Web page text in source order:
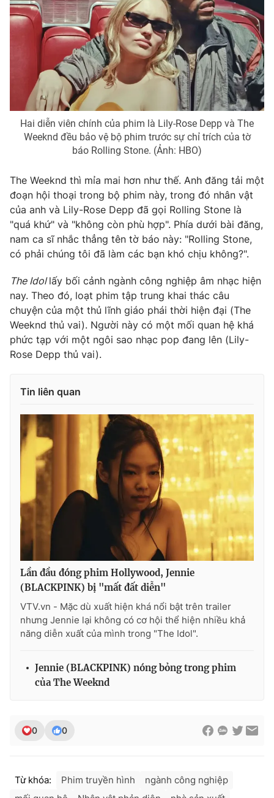
Hai diễn viên chính của phim là Lily-Rose Depp và The
Weeknd đều bảo vệ bộ phim trước sự chỉ trích của tờ
báo Rolling Stone. (Ảnh: HBO)
The Weeknd thì mỉa mai hơn như thế. Anh đăng tải một
đoạn hội thoại trong bộ phim này, trong đó nhân vật
của anh và Lily-Rose Depp đã gọi Rolling Stone là
"quá khứ" và "không còn phù hợp". Phía dưới bài đăng,
nam ca sĩ nhắc thẳng tên tờ báo này: "Rolling Stone,
có phải chúng tôi đã làm các bạn khó chịu không?".
The Idollấy bối cảnh ngành công nghiệp âm nhạc hiện
nay. Theo đó, loạt phim tập trung khai thác câu
chuyện của một thủ lĩnh giáo phái thời hiện đại (The
Weeknd thủ vai). Người này có một mối quan hệ khá
phức tạp với một ngôi sao nhạc pop đang lên (Lily-
Rose Depp thủ vai).
Tin liên quan
Lần đầu đóng phim Hollywood, Jennie
(BLACKPINK) bị "mất đất diễn"
VTV.vn - Mặc dù xuất hiện khá nổi bật trên trailer
nhưng Jennie lại không có cơ hội thể hiện nhiều khả
năng diễn xuất của mình trong "The Idol".
Jennie (BLACKPINK) nóng bỏng trong phim
của The Weeknd
0 0
Từ khóa: Phim truyền hình
ngành công nghiệp